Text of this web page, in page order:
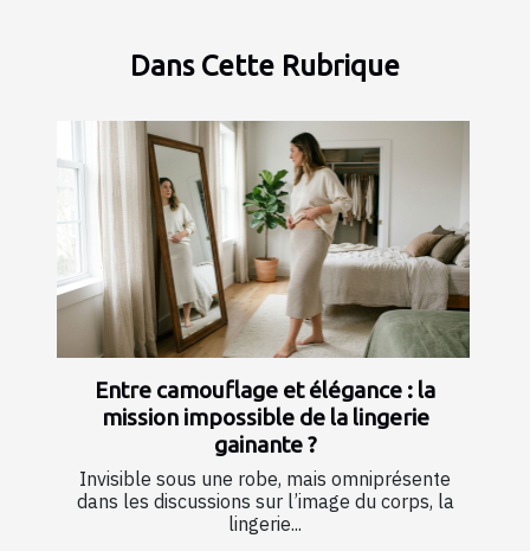
Dans Cette Rubrique
Entre camouflage et élégance : la
mission impossible de la lingerie
gainante ?
Invisible sous une robe, mais omniprésente
dans les discussions sur l’image du corps, la
lingerie...